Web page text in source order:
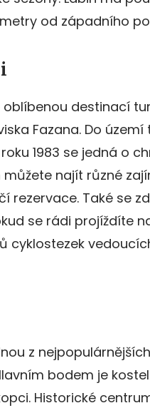
od západního
destinací
Fazana. Do
1983 se jedná o
najít různé
rezervace. Také se
se rádi projíždíte
cyklostezek
z
bodem je
Historické